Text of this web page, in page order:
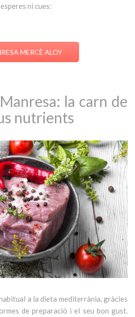
ni cues:
MERCÈ ALOY
la carn de
nutrients
a la dieta mediterrània, gràcies
de preparació i el seu bon gust.